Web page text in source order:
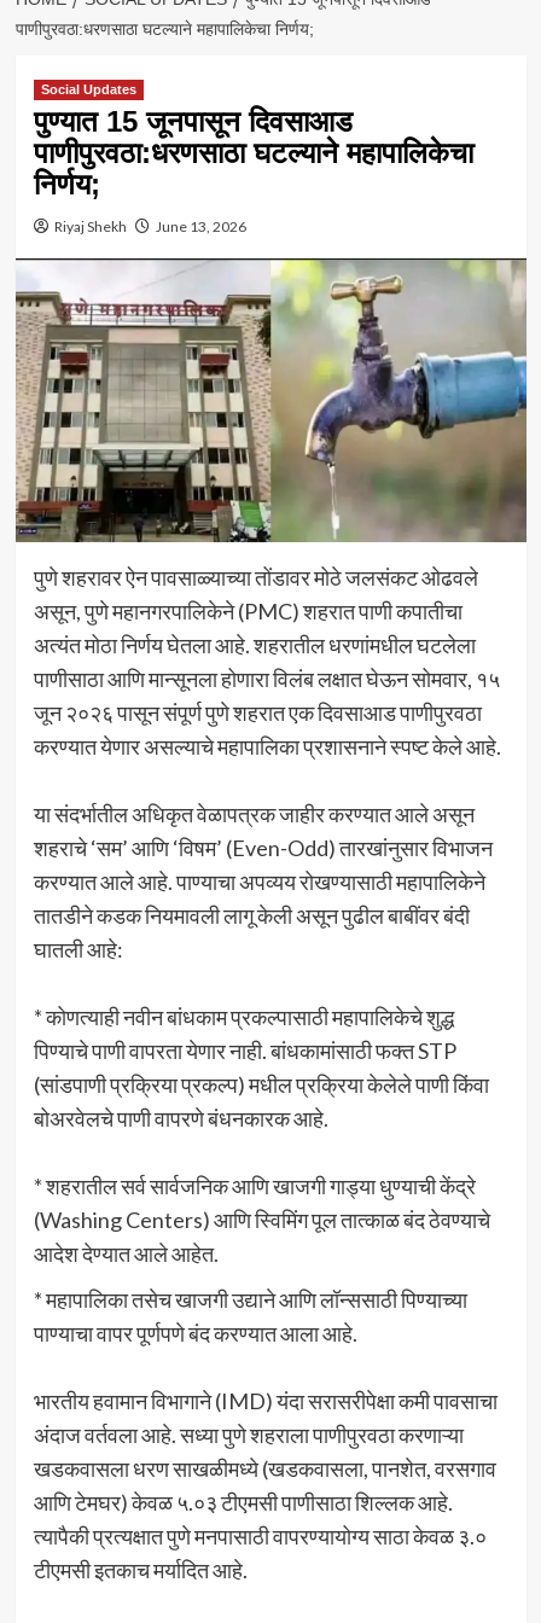
पाणीपुरवठा:धरणसाठा घटल्याने महापालिकेचा निर्णय;
Social Updates
पुण्यात 15 जूनपासून दिवसाआड
पाणीपुरवठा:धरणसाठा घटल्याने महापालिकेचा
निर्णय;
Riyaj Shekh June 13, 2026
पुणे शहरावर ऐन पावसाळ्याच्या तोंडावर मोठे जलसंकट ओढवले
असून, पुणे महानगरपालिकेने (PMC) शहरात पाणी कपातीचा
अत्यंत मोठा निर्णय घेतला आहे. शहरातील धरणांमधील घटलेला
पाणीसाठा आणि मान्सूनला होणारा विलंब लक्षात घेऊन सोमवार, १५
जून २०२६ पासून संपूर्ण पुणे शहरात एक दिवसाआड पाणीपुरवठा
करण्यात येणार असल्याचे महापालिका प्रशासनाने स्पष्ट केले आहे.
या संदर्भातील अधिकृत वेळापत्रक जाहीर करण्यात आले असून
शहराचे ‘सम’ आणि ‘विषम’ (Even-Odd) तारखांनुसार विभाजन
करण्यात आले आहे. पाण्याचा अपव्यय रोखण्यासाठी महापालिकेने
तातडीने कडक नियमावली लागू केली असून पुढील बाबींवर बंदी
घातली आहे:
* कोणत्याही नवीन बांधकाम प्रकल्पासाठी महापालिकेचे शुद्ध
पिण्याचे पाणी वापरता येणार नाही. बांधकामांसाठी फक्त STP
(सांडपाणी प्रक्रिया प्रकल्प) मधील प्रक्रिया केलेले पाणी किंवा
बोअरवेलचे पाणी वापरणे बंधनकारक आहे.
* शहरातील सर्व सार्वजनिक आणि खाजगी गाड्या धुण्याची केंद्रे
(Washing Centers) आणि स्विमिंग पूल तात्काळ बंद ठेवण्याचे
आदेश देण्यात आले आहेत.
* महापालिका तसेच खाजगी उद्याने आणि लॉन्ससाठी पिण्याच्या
पाण्याचा वापर पूर्णपणे बंद करण्यात आला आहे.
भारतीय हवामान विभागाने (IMD) यंदा सरासरीपेक्षा कमी पावसाचा
अंदाज वर्तवला आहे. सध्या पुणे शहराला पाणीपुरवठा करणाऱ्या
खडकवासला धरण साखळीमध्ये (खडकवासला, पानशेत, वरसगाव
आणि टेमघर) केवळ ५.०३ टीएमसी पाणीसाठा शिल्लक आहे.
त्यापैकी प्रत्यक्षात पुणे मनपासाठी वापरण्यायोग्य साठा केवळ ३.०
टीएमसी इतकाच मर्यादित आहे.